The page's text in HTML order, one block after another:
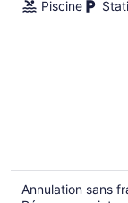
Piscine
Annulation sans